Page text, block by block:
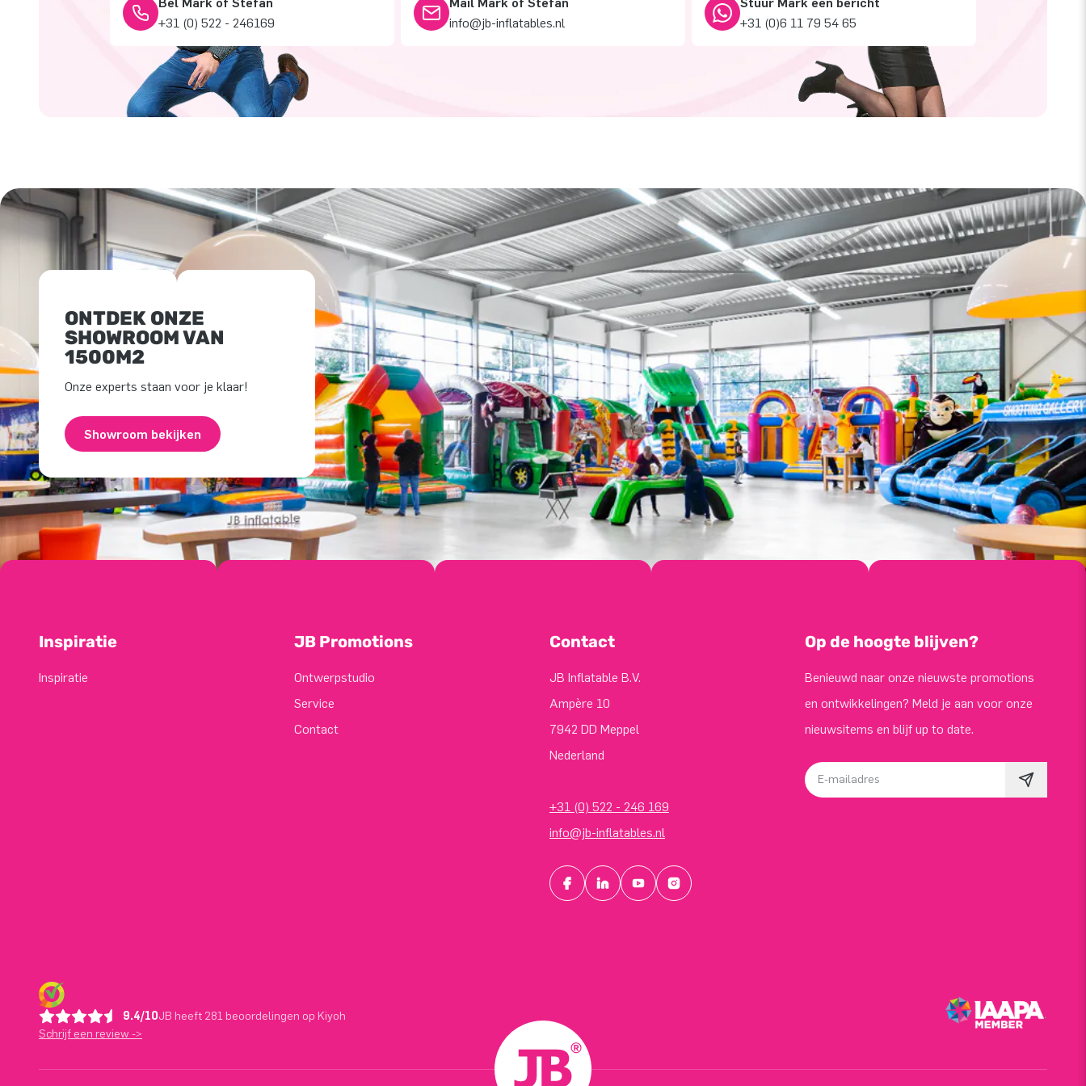
+31 (0) 522 - 246169
info@jb-inflatables.nl
+31 (0)6 11 79 54 65
ONTDEK ONZE
SHOWROOM VAN
1500M2
Onze experts staan voor je klaar!
Showroom bekijken
Inspiratie
Inspiratie
JB Promotions
Ontwerpstudio
Service
Contact
Contact
JB Inflatable B.V.
Ampère 10
7942 DD Meppel
Nederland
+31 (0) 522 - 246 169
info@jb-inflatables.nl
Op de hoogte blijven?
Benieuwd naar onze nieuwste promotions
en ontwikkelingen? Meld je aan voor onze
nieuwsitems en blijf up to date.
E-mailadres
9.4/10JB heeft 281 beoordelingen op Kiyoh
Schrijf een review ->